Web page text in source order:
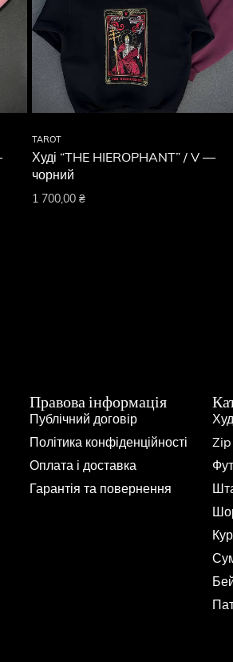
TAROT
Худі “THE HIEROPHANT” / V —
чорний
1 700,00 ₴
Правова інформація
Публічний договір
Політика конфіденційності
Оплата і доставка
Гарантія та повернення
Zip